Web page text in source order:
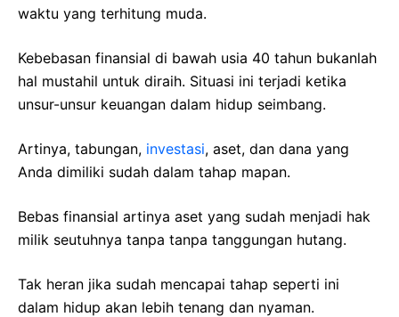
waktu yang terhitung muda.
Kebebasan finansial di bawah usia 40 tahun bukanlah
hal mustahil untuk diraih. Situasi ini terjadi ketika
unsur-unsur keuangan dalam hidup seimbang.
Artinya, tabungan, investasi, aset, dan dana yang
Anda dimiliki sudah dalam tahap mapan.
Bebas finansial artinya aset yang sudah menjadi hak
milik seutuhnya tanpa tanpa tanggungan hutang.
Tak heran jika sudah mencapai tahap seperti ini
dalam hidup akan lebih tenang dan nyaman.